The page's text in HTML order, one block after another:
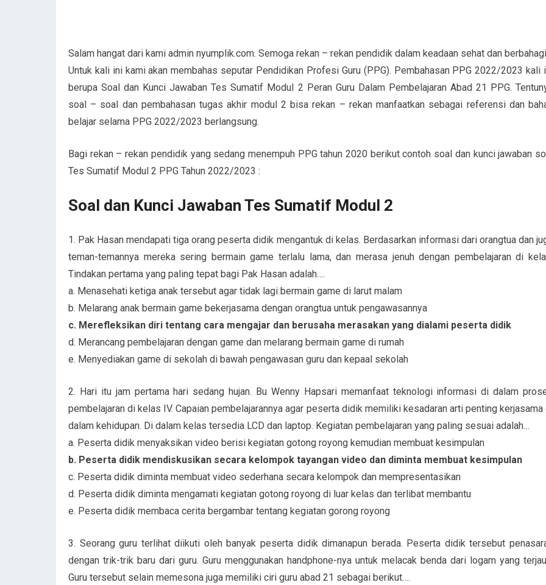
Salam hangat dari kami admin nyumplik.com. Semoga rekan – rekan pendidik dalam keadaan sehat dan
Untuk kali ini kami akan membahas seputar Pendidikan Profesi Guru (PPG). Pembahasan PPG 2022/2023 kali
berupa Soal dan Kunci Jawaban Tes Sumatif Modul 2 Peran Guru Dalam Pembelajaran Abad 21 PPG.
soal – soal dan pembahasan tugas akhir modul 2 bisa rekan – rekan manfaatkan sebagai referensi dan
belajar selama PPG 2022/2023 berlangsung.
Bagi rekan – rekan pendidik yang sedang menempuh PPG tahun 2020 berikut contoh soal dan kunci jawaban
Tes Sumatif Modul 2 PPG Tahun 2022/2023 :
Soal dan Kunci Jawaban Tes Sumatif Modul 2
1. Pak Hasan mendapati tiga orang peserta didik mengantuk di kelas. Berdasarkan informasi dari orangtua dan
teman-temannya mereka sering bermain game terlalu lama, dan merasa jenuh dengan pembelajaran di
Tindakan pertama yang paling tepat bagi Pak Hasan adalah….
a. Menasehati ketiga anak tersebut agar tidak lagi bermain game di larut malam
b. Melarang anak bermain game bekerjasama dengan orangtua untuk pengawasannya
c. Merefleksikan diri tentang cara mengajar dan berusaha merasakan yang dialami peserta didik
d. Merancang pembelajaran dengan game dan melarang bermain game di rumah
e. Menyediakan game di sekolah di bawah pengawasan guru dan kepaal sekolah
2. Hari itu jam pertama hari sedang hujan. Bu Wenny Hapsari memanfaat teknologi informasi di dalam
pembelajaran di kelas IV. Capaian pembelajarannya agar peserta didik memiliki kesadaran arti penting kerjasama
dalam kehidupan. Di dalam kelas tersedia LCD dan laptop. Kegiatan pembelajaran yang paling sesuai adalah…
a. Peserta didik menyaksikan video berisi kegiatan gotong royong kemudian membuat kesimpulan
b. Peserta didik mendiskusikan secara kelompok tayangan video dan diminta membuat kesimpulan
c. Peserta didik diminta membuat video sederhana secara kelompok dan mempresentasikan
d. Peserta didik diminta mengamati kegiatan gotong royong di luar kelas dan terlibat membantu
e. Peserta didik membaca cerita bergambar tentang kegiatan gorong royong
3. Seorang guru terlihat diikuti oleh banyak peserta didik dimanapun berada. Peserta didik tersebut
dengan trik-trik baru dari guru. Guru menggunakan handphone-nya untuk melacak benda dari logam yang
Guru tersebut selain memesona juga memiliki ciri guru abad 21 sebagai berikut….